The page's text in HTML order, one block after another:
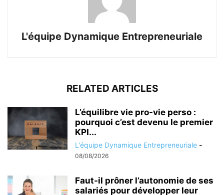
L'équipe Dynamique Entrepreneuriale
RELATED ARTICLES
L’équilibre vie pro-vie perso :
pourquoi c’est devenu le premier
KPI...
L'équipe Dynamique Entrepreneuriale -
08/08/2026
Faut-il prôner l’autonomie de ses
salariés pour développer leur